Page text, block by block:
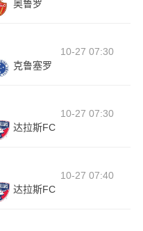
奥鲁罗
10-27 07:30
克鲁塞罗
10-27 07:30
达拉斯FC
10-27 07:40
达拉斯FC